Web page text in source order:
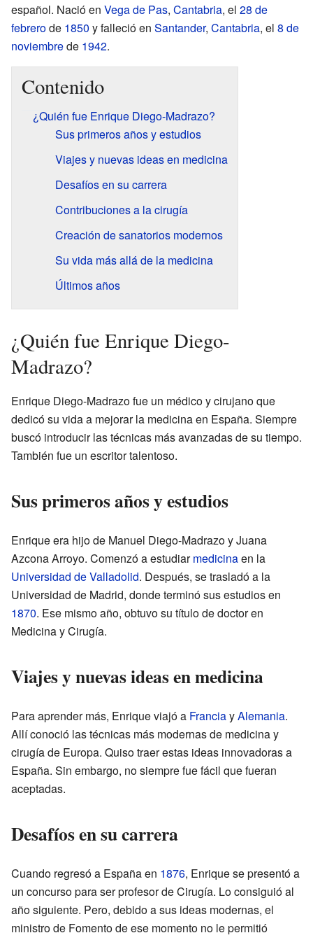
español. Nació en Vega de Pas, Cantabria, el 28 de
febrerode 1850 y falleció en Santander, Cantabria, el 8 de
noviembrede 1942.
Contenido
¿Quién fue Enrique Diego-Madrazo?
Sus primeros años y estudios
Viajes y nuevas ideas en medicina
Desafíos en su carrera
Contribuciones a la cirugía
Creación de sanatorios modernos
Su vida más allá de la medicina
Últimos años
¿Quién fue Enrique Diego-
Madrazo?
Enrique Diego-Madrazo fue un médico y cirujano que
dedicó su vida a mejorar la medicina en España. Siempre
buscó introducir las técnicas más avanzadas de su tiempo.
También fue un escritor talentoso.
Sus primeros años y estudios
Enrique era hijo de Manuel Diego-Madrazo y Juana
Azcona Arroyo. Comenzó a estudiarmedicinaen la
Universidad de Valladolid. Después, se trasladó a la
Universidad de Madrid, donde terminó sus estudios en
1870. Ese mismo año, obtuvo su título de doctor en
Medicina y Cirugía.
Viajes y nuevas ideas en medicina
Para aprender más, Enrique viajó a FranciayAlemania.
Allí conoció las técnicas más modernas de medicina y
cirugía de Europa. Quiso traer estas ideas innovadoras a
España. Sin embargo, no siempre fue fácil que fueran
aceptadas.
Desafíos en su carrera
Cuando regresó a España en 1876, Enrique se presentó a
un concurso para ser profesor de Cirugía. Lo consiguió al
año siguiente. Pero, debido a sus ideas modernas, el
ministro de Fomento de ese momento no le permitió